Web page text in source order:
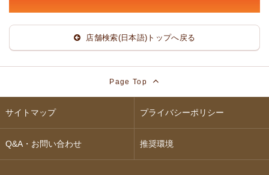
店舗検索(日本語)トップへ戻る
Page Top
サイトマップ プライバシーポリシー
Q&A・お問い合わせ 推奨環境